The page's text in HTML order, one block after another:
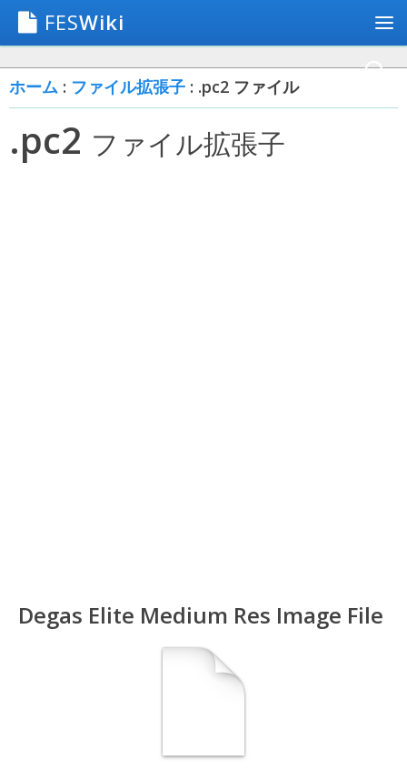
FESWiki
ホーム : ファイル拡張子 : .pc2 ファイル
.pc2 ファイル拡張子
Degas Elite Medium Res Image File